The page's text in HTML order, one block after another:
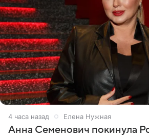
4 часа назад Елена Нужная
Анна Семенович покинула